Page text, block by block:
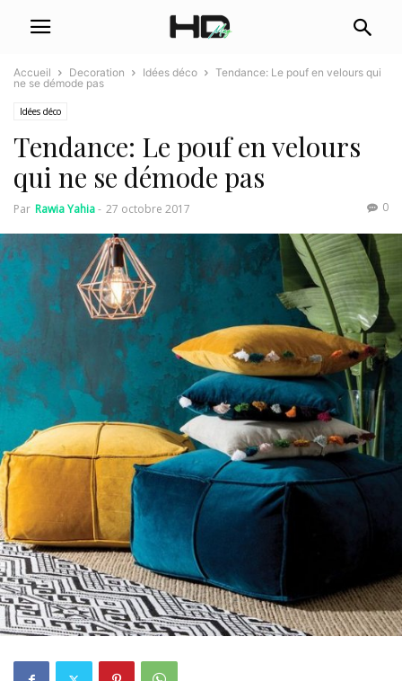
Accueil Decoration Idées déco
Tendance: Le pouf en velours qui
ne se démode pas
Idées déco
Tendance: Le pouf en velours
qui ne se démode pas
Par Rawia Yahia- 27 octobre 2017 0